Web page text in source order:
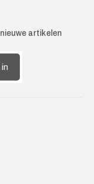
artikelen